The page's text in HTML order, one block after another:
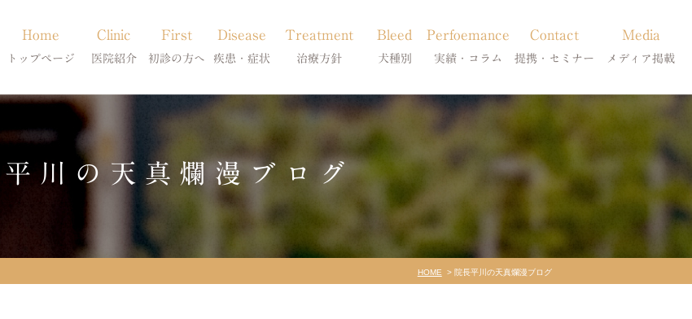
Home
トップページ
Clinic
医院紹介
当院のご紹介
獣医師紹介
First
初診の方へ
初診の方へ
Disease
疾患・症状
アトピー・アレルギー
膿皮症・脂漏症
脱毛症・アロペシアX
アポキルが効かない皮膚病
Treatment
治療方針
体質改善・食事療法
Bleed
犬種別
柴犬の皮膚病
シーズーの皮膚病
フレンチブルドッグの皮膚病
トイプードルの皮膚病
Perfoemance
実績・コラム
症状別
コラム「皮膚科のいろは」
Contact
提携・セミナー
診療提携・セミナー開催
Media
メディア掲載
平川の天真爛漫ブログ
HOME 院長平川の天真爛漫ブログ